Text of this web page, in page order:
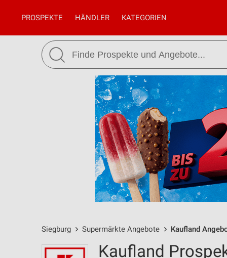
PROSPEKTE HÄNDLER KATEGORIEN
Siegburg Supermärkte Angebote Kaufland
Kaufland